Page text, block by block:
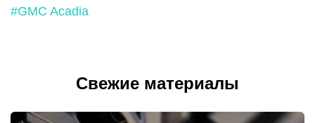
#GMC Acadia
Свежие материалы